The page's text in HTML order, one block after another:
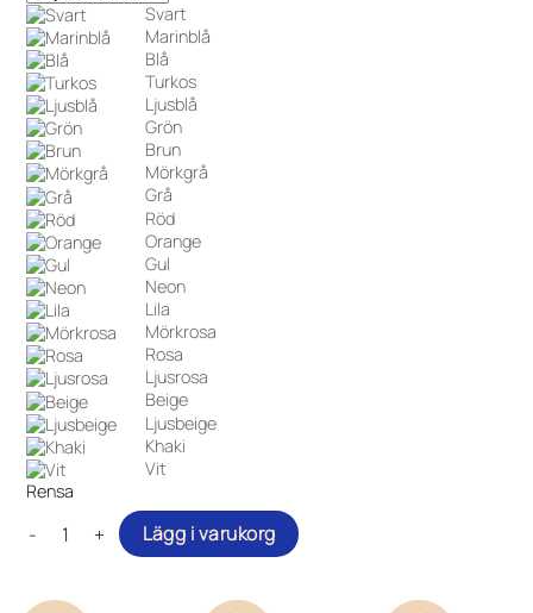
Svart
Marinblå
Blå
Turkos
Ljusblå
Grön
Brun
Mörkgrå
Grå
Röd
Orange
Gul
Neon
Lila
Mörkrosa
Rosa
Ljusrosa
Beige
Ljusbeige
Khaki
Vit
Rensa
Elastiska skosnören - Slipp knyta mängd
Lägg i varukorg